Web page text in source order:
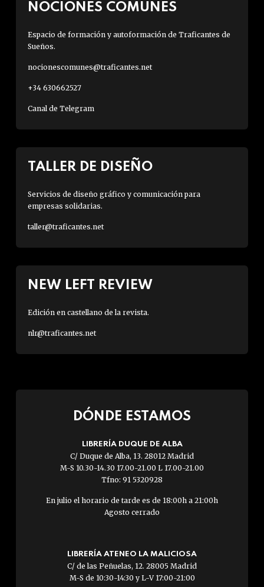
NOCIONES COMUNES
Espacio de formación y autoformación de Traficantes de
Sueños.
nocionescomunes@traficantes.net
+34 630662527
Canal de Telegram
TALLER DE DISEÑO
Servicios de diseño gráfico y comunicación para
empresas solidarias.
taller@traficantes.net
NEW LEFT REVIEW
Edición en castellano de la revista.
nlr@traficantes.net
DÓNDE ESTAMOS
LIBRERÍA DUQUE DE ALBA
C/ Duque de Alba, 13. 28012 Madrid
M-S 10.30-14.30 17.00-21.00 L 17.00-21.00
Tfno: 91 5320928
En julio el horario de tarde es de 18:00h a 21:00h
Agosto cerrado
LIBRERÍA ATENEO LA MALICIOSA
C/ de las Peñuelas, 12. 28005 Madrid
M-S de 10:30-14:30 y L-V 17:00-21:00